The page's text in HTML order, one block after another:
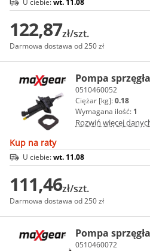
U ciebie:wt. 11.08
122,87zł/szt.
Darmowa dostawa od 250 zł
Pompa
0510460052
Ciężar [kg]:0.18
Wymagana ilość: 1
Rozwiń więcej
Kup na raty
U ciebie:wt. 11.08
111,46zł/szt.
Darmowa dostawa od 250 zł
Pompa
0510460072